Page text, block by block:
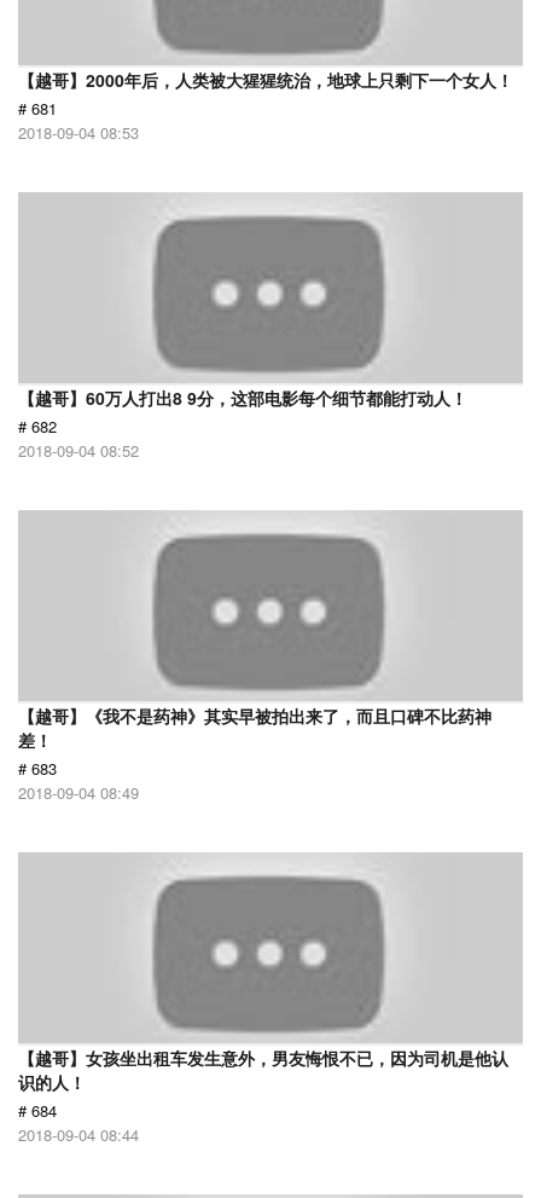
【越哥】2000年后，人类被大猩猩统治，地球上只剩下一个女人！
# 681
2018-09-04 08:53
【越哥】60万人打出8 9分，这部电影每个细节都能打动人！
# 682
2018-09-04 08:52
【越哥】《我不是药神》其实早被拍出来了，而且口碑不比药神
差！
# 683
2018-09-04 08:49
【越哥】女孩坐出租车发生意外，男友悔恨不已，因为司机是他认
识的人！
# 684
2018-09-04 08:44